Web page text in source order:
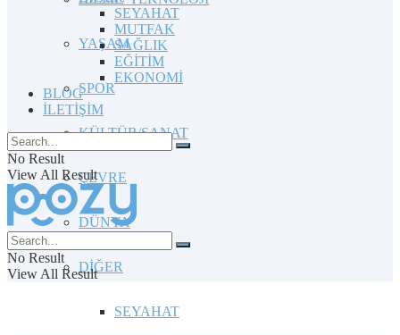
YAŞAM
SPOR
KÜLTÜR/SANAT
ÇEVRE
DÜNYA
DİĞER
SEYAHAT
SEYAHAT
MUTFAK
SAĞLIK
EĞİTİM
EKONOMİ
BLOG
İLETİŞİM
No Result
View All Result
No Result
View All Result